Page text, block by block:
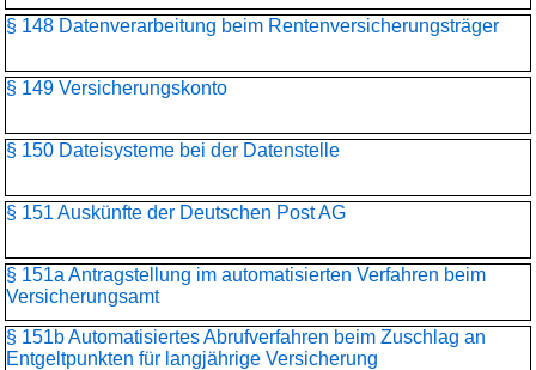
§ 148 Datenverarbeitung beim Rentenversicherungsträger
§ 149 Versicherungskonto
§ 150 Dateisysteme bei der Datenstelle
§ 151 Auskünfte der Deutschen Post AG
§ 151a Antragstellung im automatisierten Verfahren beim
Versicherungsamt
§ 151b Automatisiertes Abrufverfahren beim Zuschlag an
Entgeltpunkten für langjährige Versicherung